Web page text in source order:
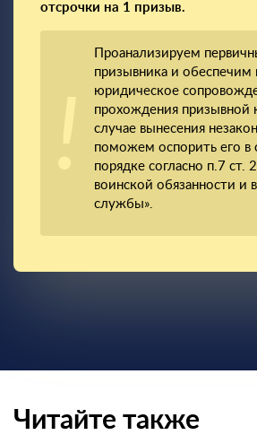
отсрочки на 1 призыв.
Проанализируем
призывника и обеспечим
юридическое
прохождения призывной
случае вынесения
поможем оспорить его в
порядке согласно п.7 ст.
воинской обязанности и
службы».
Читайте также